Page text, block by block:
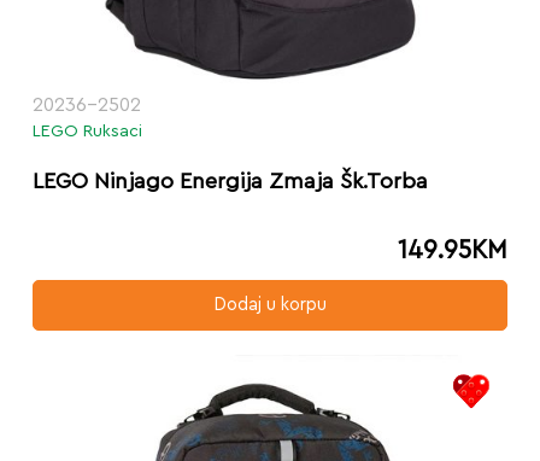
20236-2502
LEGO Ruksaci
LEGO Ninjago Energija Zmaja Šk.Torba
149.95KM
Dodaj u korpu